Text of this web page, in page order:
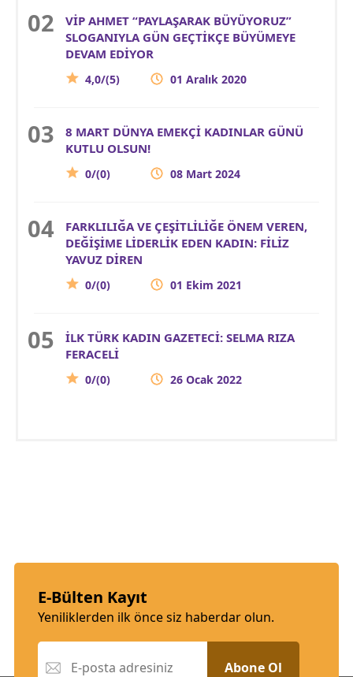
VİP AHMET “PAYLAŞARAK BÜYÜYORUZ”
SLOGANIYLA GÜN GEÇTİKÇE BÜYÜMEYE
DEVAM EDİYOR
4,0/(5) 01 Aralık 2020
8 MART DÜNYA EMEKÇİ KADINLAR GÜNÜ
KUTLU OLSUN!
0/(0) 08 Mart 2024
FARKLILIĞA VE ÇEŞİTLİLİĞE ÖNEM VEREN,
DEĞİŞİME LİDERLİK EDEN KADIN: FİLİZ
YAVUZ DİREN
0/(0) 01 Ekim 2021
İLK TÜRK KADIN GAZETECİ: SELMA RIZA
FERACELİ
0/(0) 26 Ocak 2022
E-Bülten Kayıt
Yeniliklerden ilk önce siz haberdar olun.
Abone Ol